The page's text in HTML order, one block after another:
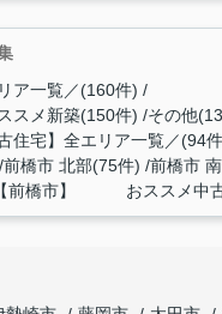
ア一覧／(160件)
メ新築(150件) その他
住宅】全エリア一覧／(94
前橋市 北部(75件) 前橋市
前橋市】 おススメ中古